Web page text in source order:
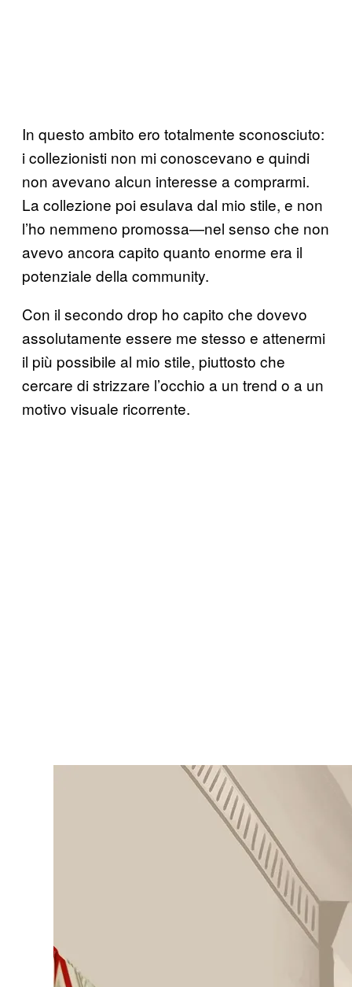
In questo ambito ero totalmente sconosciuto:
i collezionisti non mi conoscevano e quindi
non avevano alcun interesse a comprarmi.
La collezione poi esulava dal mio stile, e non
l’ho nemmeno promossa—nel senso che non
avevo ancora capito quanto enorme era il
potenziale della community.
Con il secondo drop ho capito che dovevo
assolutamente essere me stesso e attenermi
il più possibile al mio stile, piuttosto che
cercare di strizzare l’occhio a un trend o a un
motivo visuale ricorrente.